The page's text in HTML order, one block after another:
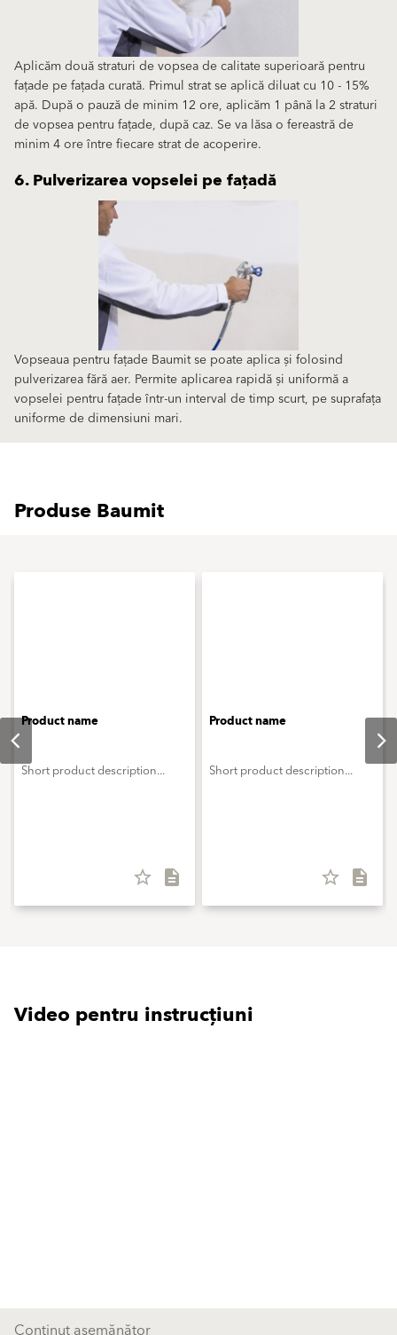
Aplicăm două straturi de vopsea de calitate superioară pentru
fațade pe fațada curată. Primul strat se aplică diluat cu 10 - 15%
apă. După o pauză de minim 12 ore, aplicăm 1 până la 2 straturi
de vopsea pentru fațade, după caz. Se va lăsa o fereastră de
minim 4 ore între fiecare strat de acoperire.
6. Pulverizarea vopselei pe fațadă
Vopseaua pentru fațade Baumit se poate aplica și folosind
pulverizarea fără aer. Permite aplicarea rapidă și uniformă a
vopselei pentru fațade într-un interval de timp scurt, pe suprafața
uniforme de dimensiuni mari.
Produse Baumit
Product name
Short product description...
star_border description
Product name
Short product description...
star_border description
Video pentru instrucțiuni